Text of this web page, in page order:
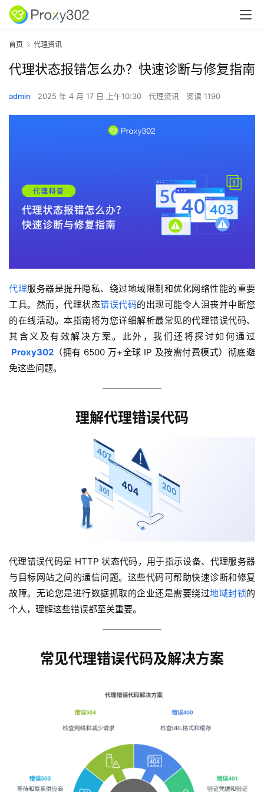
首页 代理资讯
代理状态报错怎么办？快速诊断与修复指南
admin 2025 年 4 月 17 日 上午10:30 代理资讯 阅读 1190
代理服务器是提升隐私、绕过地域限制和优化网络性能的重要
工具。然而，代理状态错误代码的出现可能令人沮丧并中断您
的在线活动。本指南将为您详细解析最常见的代理错误代码、
其含义及有效解决方案。此外，我们还将探讨如何通过
Proxy302（拥有 6500 万+全球 IP 及按需付费模式）彻底避
免这些问题。
理解代理错误代码
代理错误代码是 HTTP 状态代码，用于指示设备、代理服务器
与目标网站之间的通信问题。这些代码可帮助快速诊断和修复
故障。无论您是进行数据抓取的企业还是需要绕过地域封锁的
个人，理解这些错误都至关重要。
常见代理错误代码及解决方案